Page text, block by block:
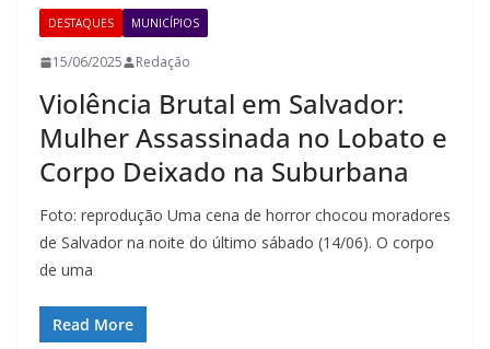
DESTAQUES MUNICÍPIOS
15/06/2025 Redação
Violência Brutal em Salvador:
Mulher Assassinada no Lobato e
Corpo Deixado na Suburbana
Foto: reprodução Uma cena de horror chocou moradores
de Salvador na noite do último sábado (14/06). O corpo
de uma
Read More